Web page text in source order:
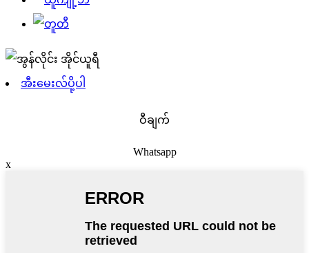
အီးမေးလ်ပို့ပါ
ဝီချက်
Whatsapp
x